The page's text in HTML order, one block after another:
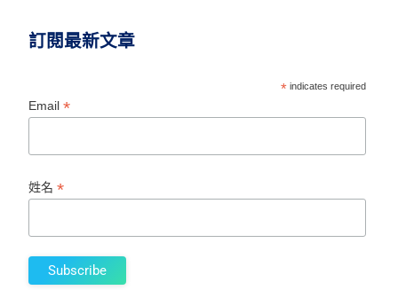
訂閱最新文章
* indicates required
Email*
姓名*